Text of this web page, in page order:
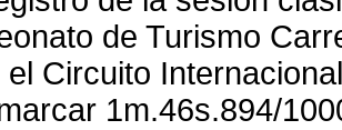
de Turismo
Circuito
1m.46s.894/